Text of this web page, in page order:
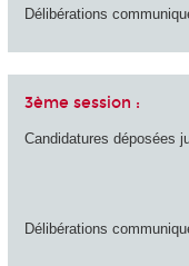
Délibérations
3ème session :
Candidatures déposées
Délibérations